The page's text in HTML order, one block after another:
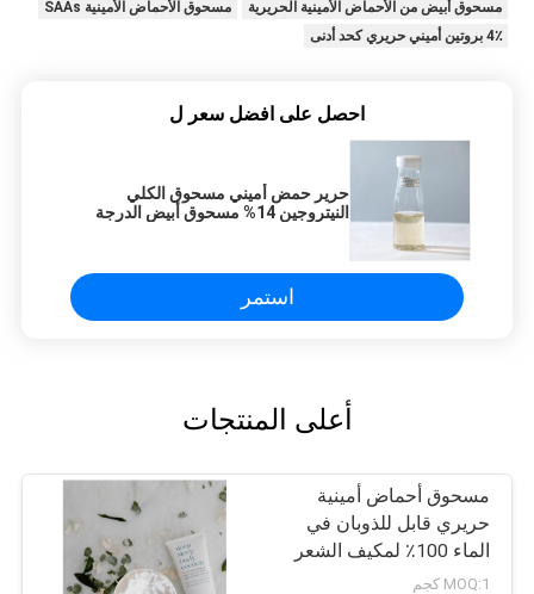
مسحوق أبيض من الأحماض الأمينية الحريرية
مسحوق الأحماض الأمينية SAAs
4٪ بروتين أميني حريري كحد أدنى
احصل على افضل سعر ل
حرير حمض أميني مسحوق الكلي
النيتروجين 14% مسحوق أبيض الدرجة
استمر
أعلى المنتجات
مسحوق أحماض أمينية
حريري قابل للذوبان في
الماء 100٪ لمكيف الشعر
MOQ:1 كجم